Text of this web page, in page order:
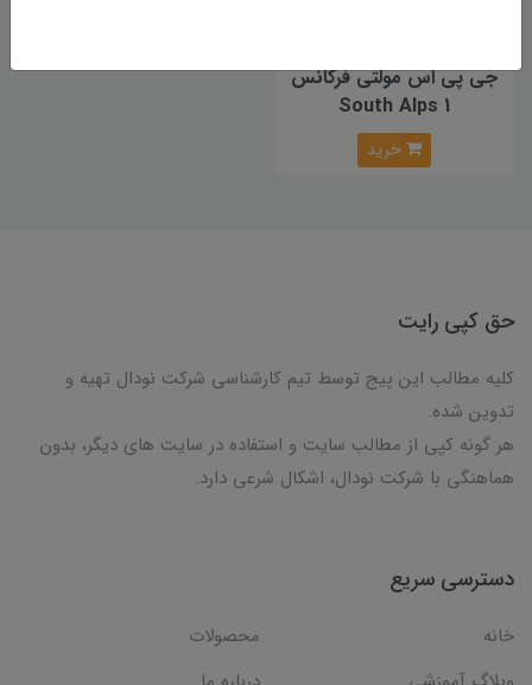
جی پی اس مولتی فرکانس
South Alps 1
خرید
حق کپی رایت
کلیه مطالب این پیج توسط تیم کارشناسی شرکت نودال تهیه و
تدوین شده.
هر گونه کپی از مطالب سایت و استفاده در سایت های دیگر، بدون
هماهنگی با شرکت نودال، اشکال شرعی دارد.
دسترسی سریع
خانه
محصولات